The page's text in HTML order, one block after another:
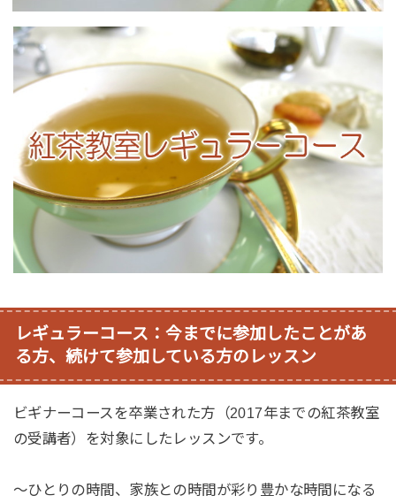
レギュラーコース：今までに参加したことがあ
る方、続けて参加している方のレッスン
ビギナーコースを卒業された方（2017年までの紅茶教室
の受講者）を対象にしたレッスンです。
～ひとりの時間、家族との時間が彩り豊かな時間になる